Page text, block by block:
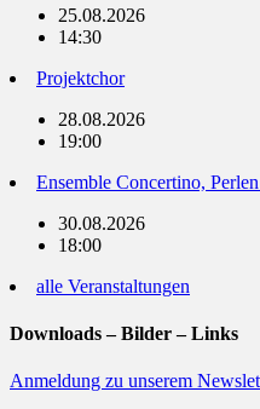
25.08.2026
14:30
Projektchor
28.08.2026
19:00
Ensemble Concertino,
30.08.2026
18:00
alle Veranstaltungen
Downloads – Bilder – Links
Anmeldung zu unserem